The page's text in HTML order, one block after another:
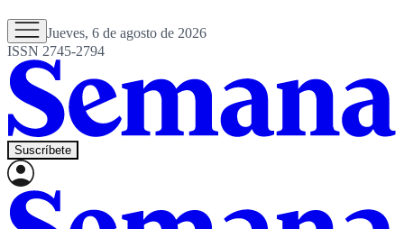
Jueves, 6 de agosto de 2026
ISSN 2745-2794
Suscríbete